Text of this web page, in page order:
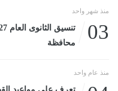
منذ شهر واحد
03
محافظة
منذ عام واحد